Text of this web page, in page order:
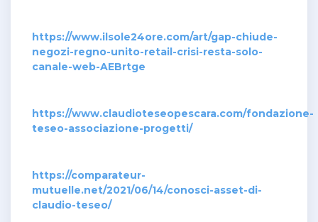
https://www.ilsole24ore.com/art/gap-chiude-
negozi-regno-unito-retail-crisi-resta-solo-
canale-web-AEBrtge
https://www.claudioteseopescara.com/fondazione-
teseo-associazione-progetti/
https://comparateur-
mutuelle.net/2021/06/14/conosci-asset-di-
claudio-teseo/